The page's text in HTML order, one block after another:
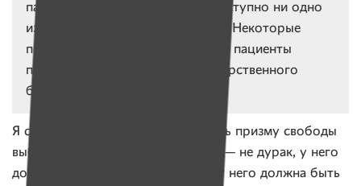
пациента со СМА. Им пока недоступно ни одно
из вышеперечисленных лекарств. Некоторые
переезжают в другие страны, где пациенты
получают лечение за счет государственного
бюджета.
Я смотрю на вопрос сборов сквозь призму свободы
выбора и свободы воли. Спонсор — не дурак, у него
должно быть право выбирать. И у него должна быть